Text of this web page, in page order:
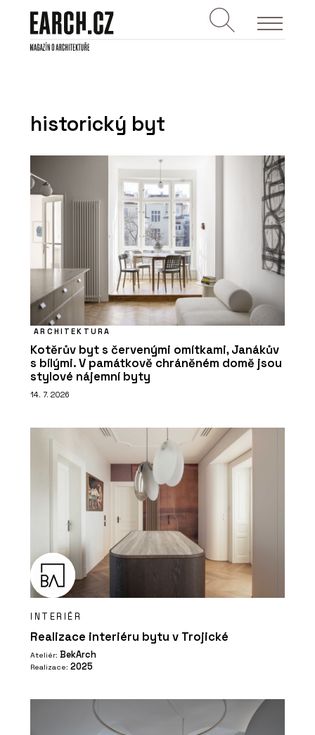
historický byt
ARCHITEKTURA
Kotěrův byt s červenými omítkami, Janákův
s bílými. V památkově chráněném domě jsou
stylové nájemní byty
14. 7. 2026
INTERIÉR
Realizace interiéru bytu v Trojické
Ateliér: BekArch
Realizace: 2025